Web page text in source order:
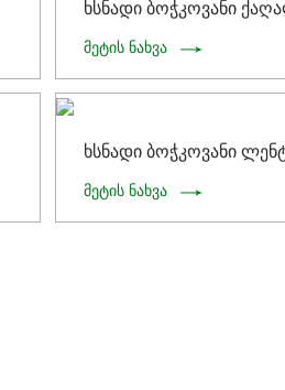
ხსნადი ბოჭკოვანი
მეტის ნახვა
ხსნადი ბოჭკოვანი
მეტის ნახვა